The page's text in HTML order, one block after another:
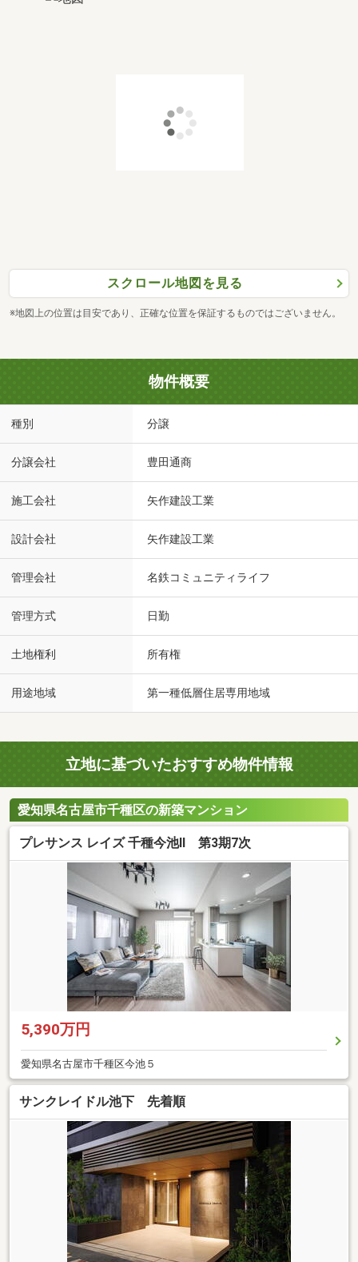
スクロール地図を見る
※地図上の位置は目安であり、正確な位置を保証するものではございません。
物件概要
種別 分譲
分譲会社 豊田通商
施工会社 矢作建設工業
設計会社 矢作建設工業
管理会社 名鉄コミュニティライフ
管理方式 日勤
土地権利 所有権
用途地域 第一種低層住居専用地域
立地に基づいたおすすめ物件情報
愛知県名古屋市千種区の新築マンション
プレサンス レイズ 千種今池II 第3期7次
5,390万円
愛知県名古屋市千種区今池５
サンクレイドル池下 先着順